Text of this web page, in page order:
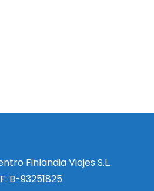
Finlandia Viajes S.L.
B-93251825